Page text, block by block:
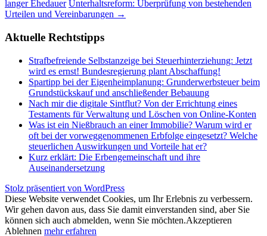
langer Ehedauer Unterhaltsreform: Überprüfung von bestehenden
Urteilen und Vereinbarungen →
Aktuelle Rechtstipps
Strafbefreiende Selbstanzeige bei Steuerhinterziehung: Jetzt
wird es ernst! Bundesregierung plant Abschaffung!
Spartipp bei der Eigenheimplanung: Grunderwerbsteuer beim
Grundstückskauf und anschließender Bebauung
Nach mir die digitale Sintflut? Von der Errichtung eines
Testaments für Verwaltung und Löschen von Online-Konten
Was ist ein Nießbrauch an einer Immobilie? Warum wird er
oft bei der vorweggenommenen Erbfolge eingesetzt? Welche
steuerlichen Auswirkungen und Vorteile hat er?
Kurz erklärt: Die Erbengemeinschaft und ihre
Auseinandersetzung
Stolz präsentiert von WordPress
Diese Website verwendet Cookies, um Ihr Erlebnis zu verbessern.
Wir gehen davon aus, dass Sie damit einverstanden sind, aber Sie
können sich auch abmelden, wenn Sie möchten.Akzeptieren
Ablehnen mehr erfahren